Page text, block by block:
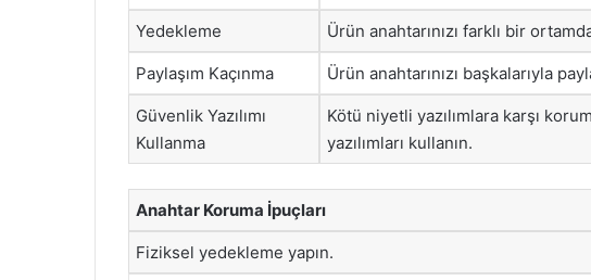
Yedekleme Ürün anahtarınızı farklı bir
Paylaşım Kaçınma Ürün anahtarınızı başkalarıyla
Güvenlik Yazılımı
Kullanma
Kötü niyetli yazılımlara karşı
yazılımları kullanın.
Anahtar Koruma İpuçları
Fiziksel yedekleme yapın.